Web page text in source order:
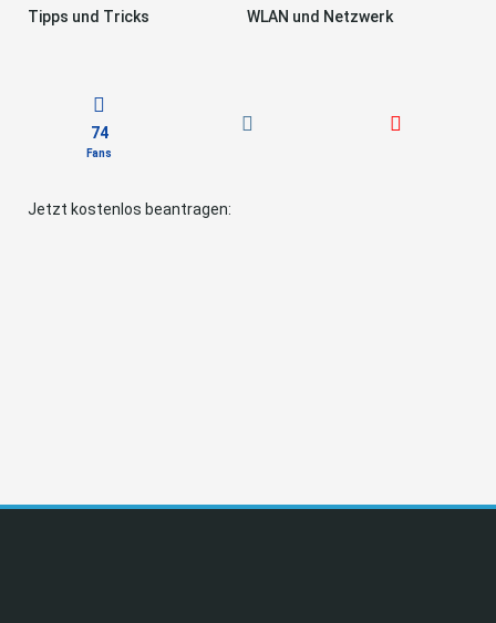
Tipps und Tricks
WLAN und Netzwerk
74
Fans
Jetzt kostenlos beantragen: